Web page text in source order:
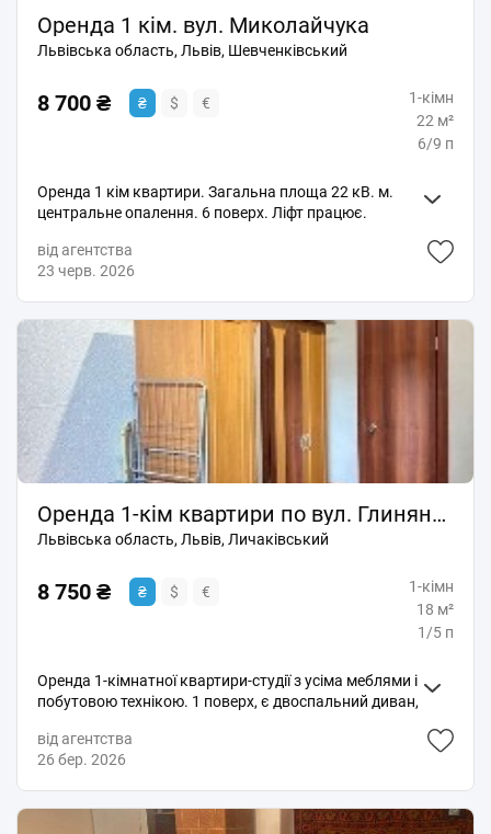
Оренда 1 кім. вул. Миколайчука
Львівська область, Львів, Шевченківський
8 700 ₴ ₴ $ €
1-кімн
22 м²
6/9 п
Оренда 1 кім квартири. Загальна площа 22 кВ. м.
центральне опалення. 6 поверх. Ліфт працює.
від агентства
23 черв. 2026
Оренда 1-кім квартири по вул. Глинянський Тракт!
Львівська область, Львів, Личаківський
8 750 ₴ ₴ $ €
1-кімн
18 м²
1/5 п
Оренда 1-кімнатної квартири-студії з усіма меблями і
побутовою технікою. 1 поверх, є двоспальний диван,
Невелика площа, центральне опалення. Без сп тут.
від агентства
26 бер. 2026